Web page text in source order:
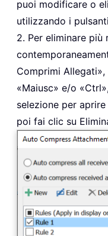
puoi modificare o
utilizzando i
2. Per eliminare più
Comprimi
«Maiusc» e/o
selezione per
poi fai clic su